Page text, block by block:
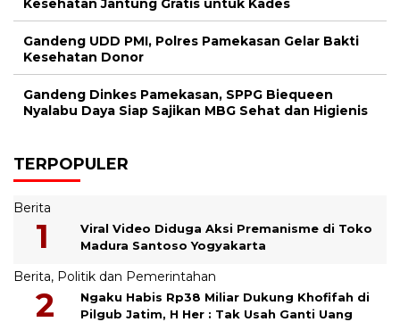
Gandeng UDD PMI, Polres Pamekasan Gelar Bakti
Kesehatan Donor
Gandeng Dinkes Pamekasan, SPPG Biequeen
Nyalabu Daya Siap Sajikan MBG Sehat dan Higienis
TERPOPULER
Berita
Viral Video Diduga Aksi Premanisme di Toko
Madura Santoso Yogyakarta
Berita, Politik dan Pemerintahan
Ngaku Habis Rp38 Miliar Dukung Khofifah di
Pilgub Jatim, H Her : Tak Usah Ganti Uang